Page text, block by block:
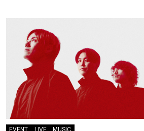
EVENT LIVE MUSIC